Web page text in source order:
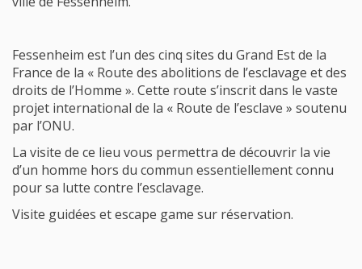
Fessenheim est l’un des cinq sites du Grand Est de la
France de la « Route des abolitions de l’esclavage et des
droits de l’Homme ». Cette route s’inscrit dans le vaste
projet international de la « Route de l’esclave » soutenu
par l’ONU.
La visite de ce lieu vous permettra de découvrir la vie
d’un homme hors du commun essentiellement connu
pour sa lutte contre l’esclavage.
Visite guidées et escape game sur réservation.